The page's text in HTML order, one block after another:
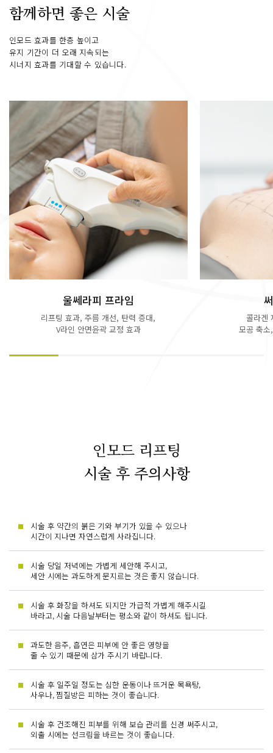
함께하면 좋은 시술
인모드 효과를 한층 높이고
유지 기간이 더 오래 지속되는
시너지 효과를 기대할 수 있습니다.
울쎄라피 프라임
리프팅 효과, 주름 개선, 탄력 증대,
V라인 안면윤곽 교정 효과
콜라겐
모공 축
인모드 리프팅
시술 후 주의사항
시술 후 약간의 붉은 기와 부기가 있을 수 있으나
시간이 지나면 자연스럽게 사라집니다.
시술 당일 저녁에는 가볍게 세안해 주시고,
세안 시에는 과도하게 문지르는 것은 좋지 않습니다.
시술 후 화장을 하셔도 되지만 가급적 가볍게 해주시길
바라고, 시술 다음날부터는 평소와 같이 하셔도 됩니다.
과도한 음주, 흡연은 피부에 안 좋은 영향을
줄 수 있기 때문에 삼가 주시기 바랍니다.
시술 후 일주일 정도는 심한 운동이나 뜨거운 목욕탕,
사우나, 찜질방은 피하는 것이 좋습니다.
시술 후 건조해진 피부를 위해 보습 관리를 신경 써주시고,
외출 시에는 선크림을 바르는 것이 좋습니다.